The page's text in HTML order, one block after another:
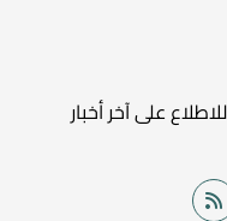
على آخر أخبار